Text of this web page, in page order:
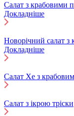
Салат з крабовими
Докладніше
Новорічний салат з
Докладніше
Салат Хе з
Салат з ікрою тріски